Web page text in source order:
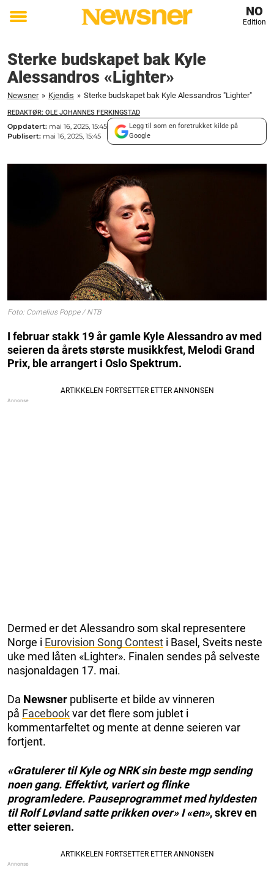
Toggle
NO
Edition
Sterke budskapet bak Kyle
Alessandros «Lighter»
Newsner » Kjendis » Sterke budskapet bak Kyle Alessandros "Lighter"
REDAKTØR: OLE JOHANNES FERKINGSTAD
Oppdatert: mai 16, 2025, 15:45
Publisert: mai 16, 2025, 15:45
Legg til som en foretrukket kilde på
Google
Foto: Cornelius Poppe / NTB
I februar stakk 19 år gamle Kyle Alessandro av med
seieren da årets største musikkfest, Melodi Grand
Prix, ble arrangert i Oslo Spektrum.
Dermed er det Alessandro som skal representere
Norge i Eurovision Song Contest i Basel, Sveits neste
uke med låten «Lighter». Finalen sendes på selveste
nasjonaldagen 17. mai.
Da Newsner publiserte et bilde av vinneren
på Facebookvar det flere som jublet i
kommentarfeltet og mente at denne seieren var
fortjent.
«Gratulerer til Kyle og NRK sin beste mgp sending
noen gang. Effektivt, variert og flinke
programledere. Pauseprogrammet med hyldesten
til Rolf Løvland satte prikken over» I «en», skrev en
etter seieren.